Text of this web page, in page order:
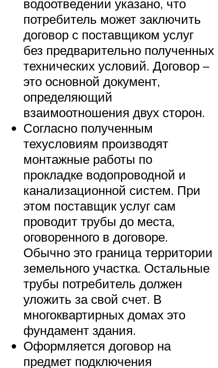
водоотведении указано, что
потребитель может заключить
договор с поставщиком услуг
без предварительно полученных
технических условий. Договор –
это основной документ,
определяющий
взаимоотношения двух сторон.
Согласно полученным
техусловиям производят
монтажные работы по
прокладке водопроводной и
канализационной систем. При
этом поставщик услуг сам
проводит трубы до места,
оговоренного в договоре.
Обычно это граница территории
земельного участка. Остальные
трубы потребитель должен
уложить за свой счет. В
многоквартирных домах это
фундамент здания.
Оформляется договор на
предмет подключения